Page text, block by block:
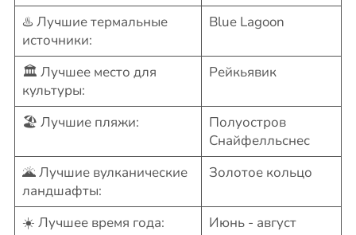
♨️ Лучшие термальные
источники:
Blue Lagoon
🏛️ Лучшее место для
культуры:
Рейкьявик
🏖️ Лучшие пляжи:
Полуостров
Снайфелльснес
🌋 Лучшие вулканические
ландшафты:
Золотое кольцо
☀️ Лучшее время года: Июнь - август